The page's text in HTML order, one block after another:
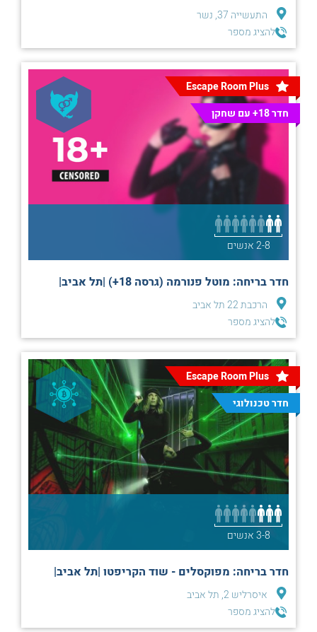
התעשייה 37, נשר
להציג מספר
Escape Room Plus
חדר 18+ עם שחקן
2-8 אנשים
חדר בריחה: מוטל פנורמה (גרסה 18+) |תל אביב|
הרכבת 22 תל אביב
להציג מספר
Escape Room Plus
חדר טכנולוגי
3-8 אנשים
חדר בריחה: מפוקסלים - שוד הקריפטו |תל אביב|
איסרליש 2, תל אביב
להציג מספר